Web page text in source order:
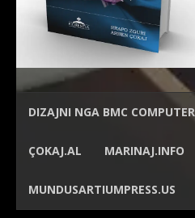
DIZAJNI NGA BMC COMPUTER
ÇOKAJ.AL MARINAJ.INFO
MUNDUSARTIUMPRESS.US